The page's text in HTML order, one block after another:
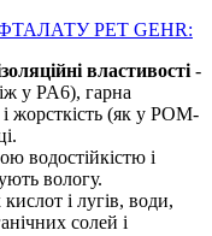
PET GEHR:
властивості -
у PA6), гарна
жорсткість (як у POM-
водостійкістю і
вологу.
кислот і лугів, води,
солей і